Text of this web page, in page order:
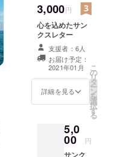
県外移動が
しづらくな
り、改めて
三陸を生き
る日々を過
ごしてきま
した。まだ
まだ知らな
りました。
はじめての
3,000円
心を込めたサン
クスレター
支援者：6人
お届け予定：
2021年01月
詳細を見る
こ
の
リ
タ
ー
ン
を
選
択
す
る
5,0
00 円
サンク